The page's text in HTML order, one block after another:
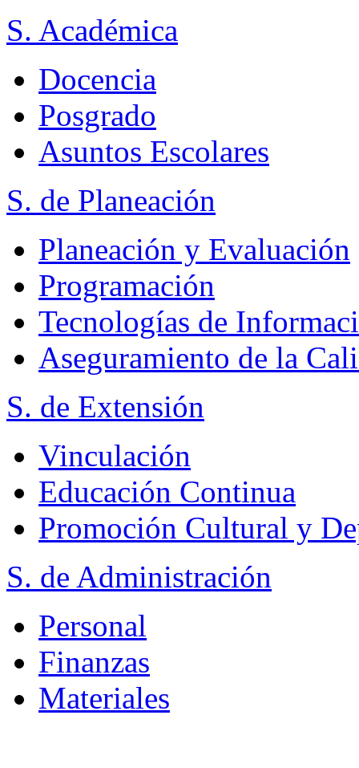
S. Académica
Docencia
Posgrado
Asuntos Escolares
S. de Planeación
Planeación y Evaluación
Programación
Tecnologías de
Aseguramiento de la
S. de Extensión
Vinculación
Educación Continua
Promoción Cultural y
S. de Administración
Personal
Finanzas
Materiales